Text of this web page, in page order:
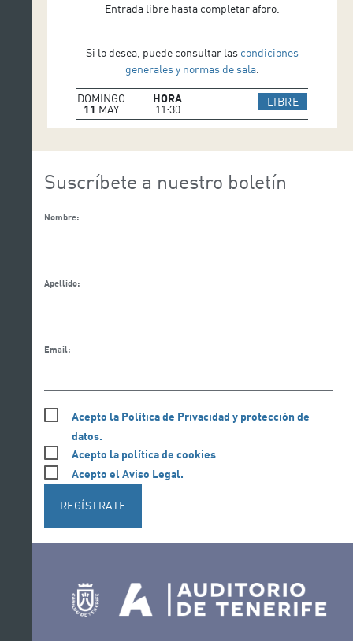
Entrada libre hasta completar aforo.
Si lo desea, puede consultar las condiciones
generales y normas de sala
DOMINGO
11 MAY
HORA
11:30
LIBREIR A WEB
Suscríbete a nuestro boletín
Nombre:
Apellido:
Email:
Acepto la Política de Privacidad y protección de
datos.
Acepto la política de cookies
Acepto el Aviso Legal.
REGÍSTRATE